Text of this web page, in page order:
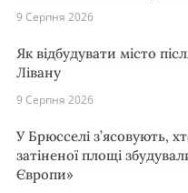
9 Серпня 2026
Як відбудувати місто
Лівану
9 Серпня 2026
У Брюсселі з’ясовують,
затіненої площі
Європи»